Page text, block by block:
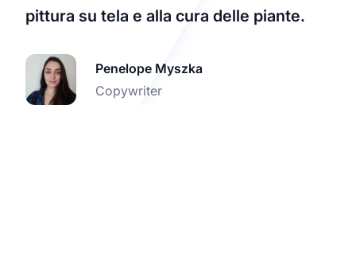
pittura su tela e alla cura delle piante.
Penelope Myszka
Copywriter